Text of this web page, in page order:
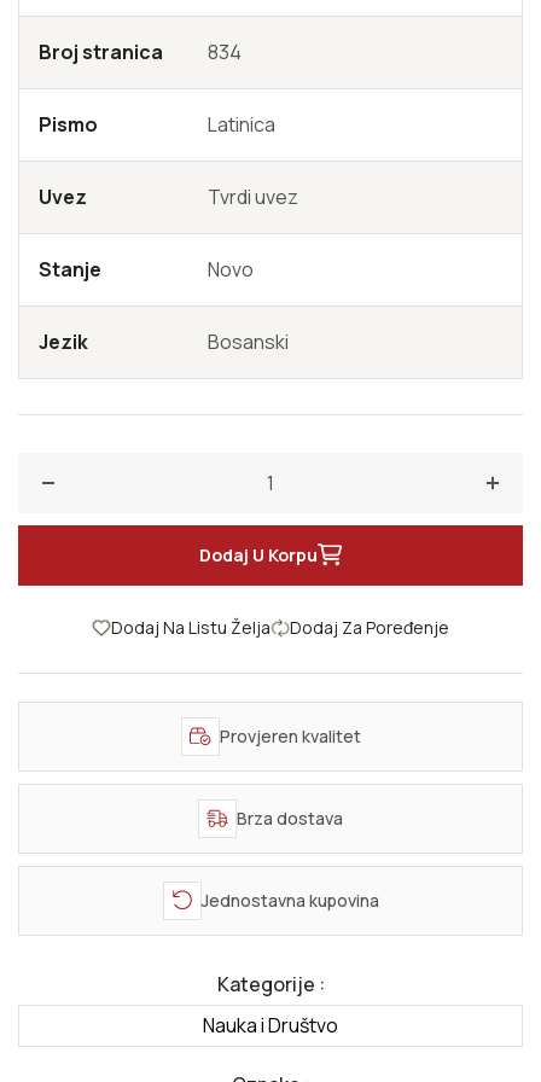
organizacijama, bez nepotrebnih unakrsnih referenci
koje odvraćaju čitaočevu pažnju.
Johan Verheyden
Broj stranica 834
Pismo Latinica
Uvez Tvrdi uvez
Stanje Novo
Jezik Bosanski
Smanji količinu za Enciklopedijski rječnik diplomacije i
Dodaj U Korpu
Dodaj Na Listu Želja Dodaj Za Poređenje
Provjeren kvalitet
Brza dostava
Jednostavna kupovina
Kategorije :
Nauka i Društvo